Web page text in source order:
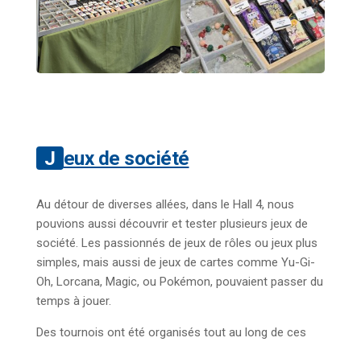
Jeux de société
Au détour de diverses allées, dans le Hall 4, nous
pouvions aussi découvrir et tester plusieurs jeux de
société. Les passionnés de jeux de rôles ou jeux plus
simples, mais aussi de jeux de cartes comme Yu-Gi-
Oh, Lorcana, Magic, ou Pokémon, pouvaient passer du
temps à jouer.
Des tournois ont été organisés tout au long de ces